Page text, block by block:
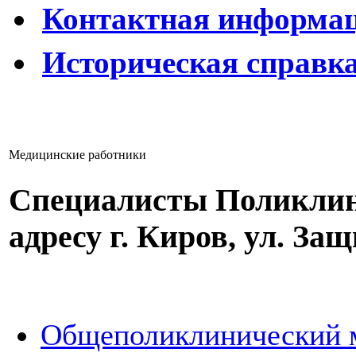
Контактная
Историческая
Медицинские работники
Специалисты
адресу г. Киров, ул.
Общеполиклинический